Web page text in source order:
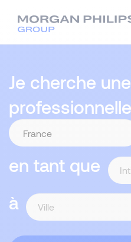
Je cherche
en tant que
à